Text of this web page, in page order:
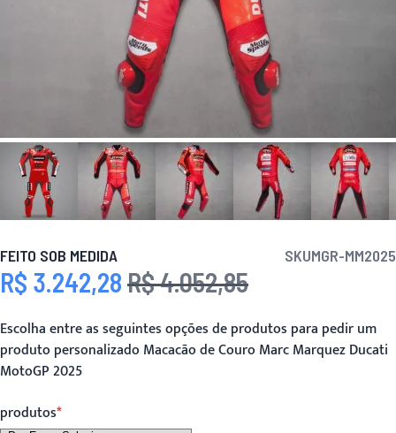
FEITO SOB MEDIDA SKUMGR-MM2025
Preço Especial
R$ 3.242,28 Preço
R$ 4.052,85
Escolha entre as seguintes opções de produtos para pedir um
produto personalizado Macacão de Couro Marc Marquez Ducati
MotoGP 2025
produtos